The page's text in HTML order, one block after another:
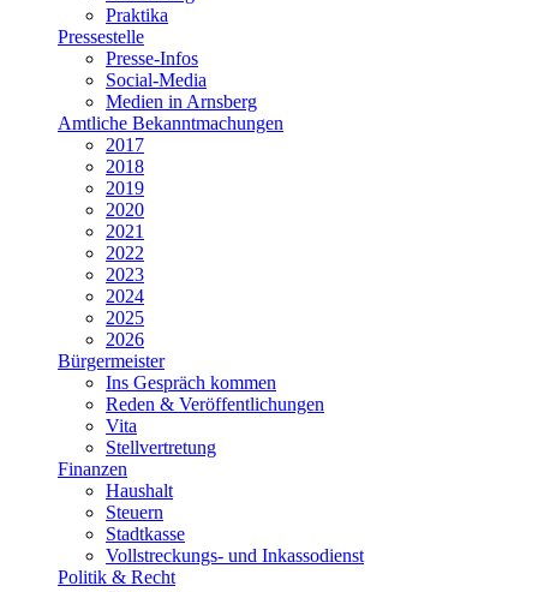
Praktika
Pressestelle
Presse-Infos
Social-Media
Medien in Arnsberg
Amtliche Bekanntmachungen
2017
2018
2019
2020
2021
2022
2023
2024
2025
2026
Bürgermeister
Ins Gespräch kommen
Reden & Veröffentlichungen
Vita
Stellvertretung
Finanzen
Haushalt
Steuern
Stadtkasse
Vollstreckungs- und Inkassodienst
Politik & Recht